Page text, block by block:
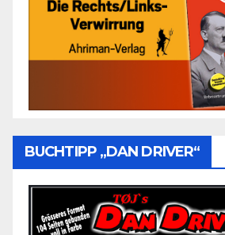
BUCHTIPP „DAN DRIVER“